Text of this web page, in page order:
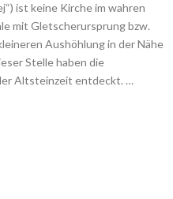
ist keine Kirche im wahren
mit Gletscherursprung bzw.
Aushöhlung in der Nähe
Stelle haben die
Altsteinzeit entdeckt. …